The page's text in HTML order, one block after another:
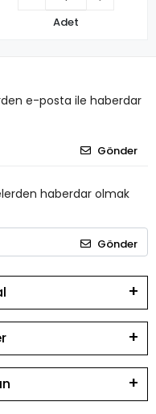
Adet
e-posta ile haberdar
Gönder
haberdar olmak
Gönder